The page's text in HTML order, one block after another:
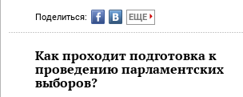
Поделиться: ЕЩЕ
Как проходит подготовка к
проведению парламентских
выборов?